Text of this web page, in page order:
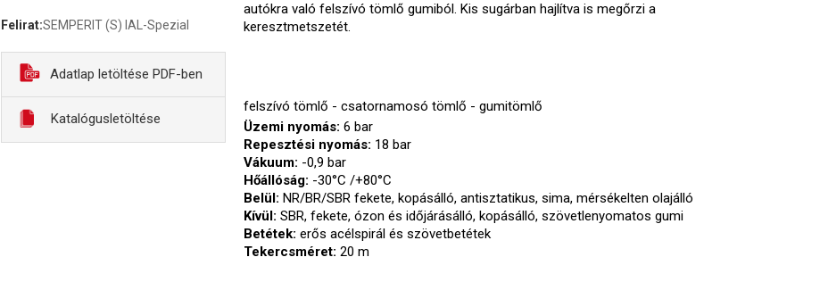
Felirat:SEMPERIT (S) IAL-Spezial
Adatlap letöltése PDF-ben
Katalógusletöltése
autókra való felszívó tömlő gumiból. Kis sugárban hajlítva is megőrzi a
keresztmetszetét.
felszívó tömlő - csatornamosó tömlő - gumitömlő
Üzemi nyomás: 6 bar
Repesztési nyomás: 18 bar
Vákuum: -0,9 bar
Hőállóság: -30°C /+80°C
Belül: NR/BR/SBR fekete, kopásálló, antisztatikus, sima, mérsékelten olajálló
Kívül: SBR, fekete, ózon és időjárásálló, kopásálló, szövetlenyomatos gumi
Betétek: erős acélspirál és szövetbetétek
Tekercsméret: 20 m